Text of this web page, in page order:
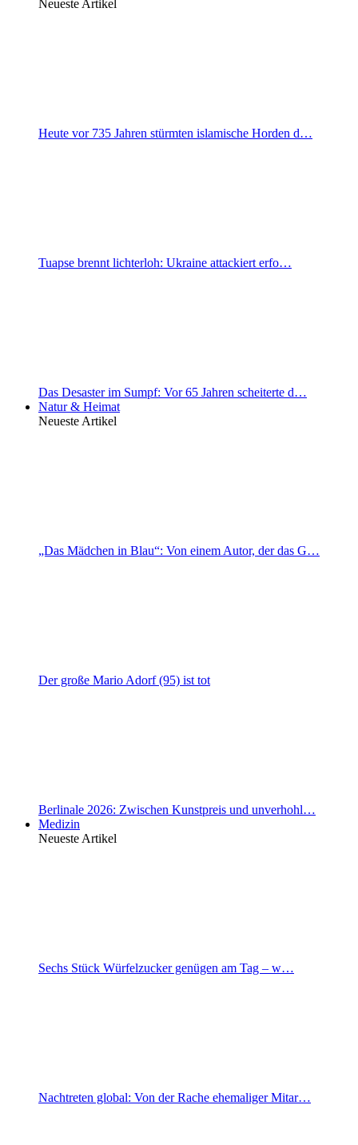
Neueste Artikel
Heute vor 735 Jahren stürmten islamische Horden d…
Tuapse brennt lichterloh: Ukraine attackiert erfo…
Das Desaster im Sumpf: Vor 65 Jahren scheiterte d…
Natur & Heimat
Neueste Artikel
„Das Mädchen in Blau“: Von einem Autor, der das G…
Der große Mario Adorf (95) ist tot
Berlinale 2026: Zwischen Kunstpreis und unverhohl…
Medizin
Neueste Artikel
Sechs Stück Würfelzucker genügen am Tag – w…
Nachtreten global: Von der Rache ehemaliger Mitar…